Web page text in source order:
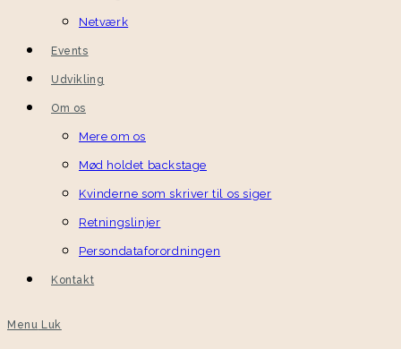
Netværk
Events
Udvikling
Om os
Mere om os
Mød holdet backstage
Kvinderne som skriver til os siger
Retningslinjer
Persondataforordningen
Kontakt
Menu Luk